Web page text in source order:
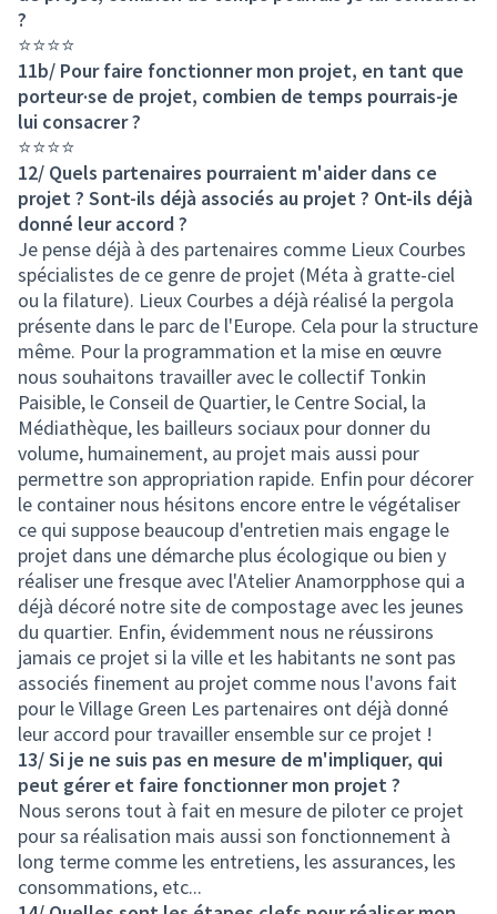
?
⭐⭐⭐⭐
11b/ Pour faire fonctionner mon projet, en tant que
porteur·se de projet, combien de temps pourrais-je
lui consacrer ?
⭐⭐⭐⭐
12/ Quels partenaires pourraient m'aider dans ce
projet ? Sont-ils déjà associés au projet ? Ont-ils déjà
donné leur accord ?
Je pense déjà à des partenaires comme Lieux Courbes
spécialistes de ce genre de projet (Méta à gratte-ciel
ou la filature). Lieux Courbes a déjà réalisé la pergola
présente dans le parc de l'Europe. Cela pour la structure
même. Pour la programmation et la mise en œuvre
nous souhaitons travailler avec le collectif Tonkin
Paisible, le Conseil de Quartier, le Centre Social, la
Médiathèque, les bailleurs sociaux pour donner du
volume, humainement, au projet mais aussi pour
permettre son appropriation rapide. Enfin pour décorer
le container nous hésitons encore entre le végétaliser
ce qui suppose beaucoup d'entretien mais engage le
projet dans une démarche plus écologique ou bien y
réaliser une fresque avec l'Atelier Anamorpphose qui a
déjà décoré notre site de compostage avec les jeunes
du quartier. Enfin, évidemment nous ne réussirons
jamais ce projet si la ville et les habitants ne sont pas
associés finement au projet comme nous l'avons fait
pour le Village Green Les partenaires ont déjà donné
leur accord pour travailler ensemble sur ce projet !
13/ Si je ne suis pas en mesure de m'impliquer, qui
peut gérer et faire fonctionner mon projet ?
Nous serons tout à fait en mesure de piloter ce projet
pour sa réalisation mais aussi son fonctionnement à
long terme comme les entretiens, les assurances, les
consommations, etc...